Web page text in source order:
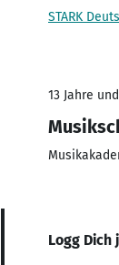
STARK
13 Jahre
Logg Dich